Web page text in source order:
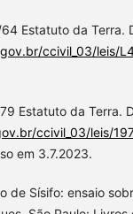
Estatuto da Terra.
ccivil_03/leis/
Estatuto da Terra.
ccivil_03/leis/
em 3.7.2023.
de Sísifo: ensaio